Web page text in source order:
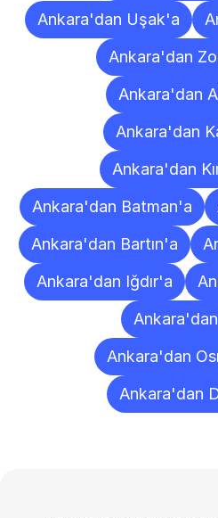
Ankara'dan Uşak'a
Ankara'dan
Ankara'dan
Ankara'dan
Ankara'dan
Ankara'dan Batman'a
Ankara'dan Bartın'a
Ankara'dan Iğdır'a
Ankara'dan
Ankara'dan